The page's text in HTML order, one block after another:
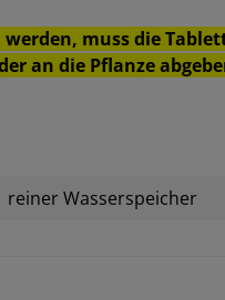
muss die
an die Pflanze
reiner Wasserspeicher